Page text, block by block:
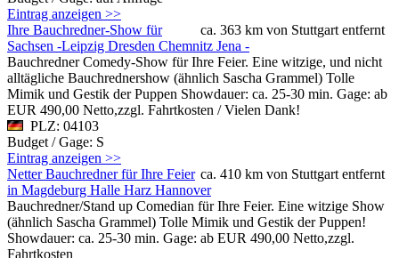
Eintrag anzeigen >>
ca. 363 km von Stuttgart entfernt
Ihre Bauchredner-Show für
Sachsen -Leipzig Dresden Chemnitz Jena -
Bauchredner Comedy-Show für Ihre Feier. Eine witzige, und nicht
alltägliche Bauchrednershow (ähnlich Sascha Grammel) Tolle
Mimik und Gestik der Puppen Showdauer: ca. 25-30 min. Gage: ab
EUR 490,00 Netto,zzgl. Fahrtkosten / Vielen Dank!
PLZ: 04103
Budget / Gage: S
Eintrag anzeigen >>
ca. 410 km von Stuttgart entfernt
Netter Bauchredner für Ihre Feier
in Magdeburg Halle Harz Hannover
Bauchredner/Stand up Comedian für Ihre Feier. Eine witzige Show
(ähnlich Sascha Grammel) Tolle Mimik und Gestik der Puppen!
Showdauer: ca. 25-30 min. Gage: ab EUR 490,00 Netto,zzgl.
Fahrtkosten